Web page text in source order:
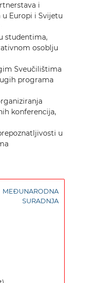
i
Europi i Svijetu
studentima,
osoblju
Sveučilištima
programa
konferencija,
u
MEĐUNARODNA
SURADNJA